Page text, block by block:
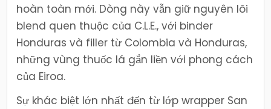
hoàn toàn mới. Dòng này vẫn giữ nguyên lõi
blend quen thuộc của C.L.E., với binder
Honduras và filler từ Colombia và Honduras,
những vùng thuốc lá gắn liền với phong cách
của Eiroa.
Sự khác biệt lớn nhất đến từ lớp wrapper San